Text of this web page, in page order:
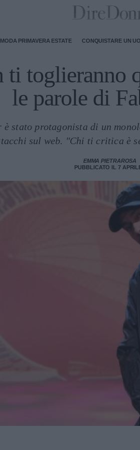
MODA PRIMAVERA ESTATE CONQUISTARE UN
toglieranno
le parole di
stato protagonista di un
sul web. "Chi ti critica è
EMMA PIETRAROSA
PUBBLICATO IL 7